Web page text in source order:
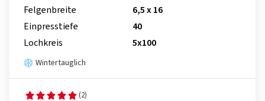
Felgenbreite
6,5 x 16
Einpresstiefe
40
Lochkreis
5x100
Wintertauglich
(2)